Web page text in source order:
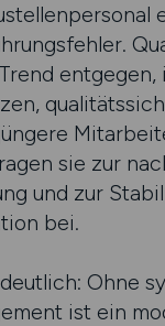
entgegen,
sie zur
und zur
bei.
Ohne
ist ein